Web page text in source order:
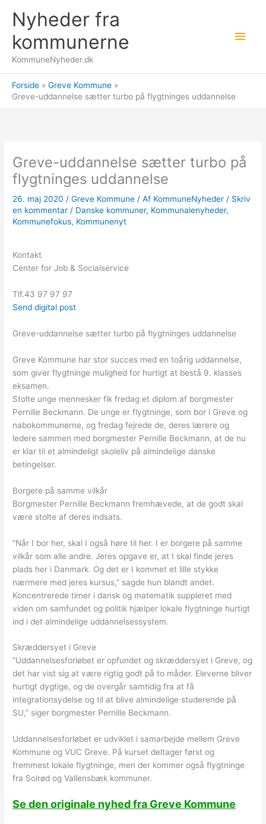
indholdet
Nyheder fra
kommunerne
KommuneNyheder.dk
Forside
Greve Kommune
Greve-uddannelse sætter turbo på flygtninges uddannelse
Greve-uddannelse sætter turbo på
flygtninges uddannelse
26. maj 2020 /Greve Kommune / Af KommuneNyheder / Skriv
en kommentar / Danske kommuner, Kommunalenyheder,
Kommunefokus, Kommunenyt
Kontakt
Center for Job & Socialservice
Tlf.43 97 97 97
Send digital post
Greve-uddannelse sætter turbo på flygtninges uddannelse
Greve Kommune har stor succes med en toårig uddannelse,
som giver flygtninge mulighed for hurtigt at bestå 9. klasses
eksamen.
Stolte unge mennesker fik fredag et diplom af borgmester
Pernille Beckmann. De unge er flygtninge, som bor i Greve og
nabokommunerne, og fredag fejrede de, deres lærere og
ledere sammen med borgmester Pernille Beckmann, at de nu
er klar til et almindeligt skoleliv på almindelige danske
betingelser.
Borgere på samme vilkår
Borgmester Pernille Beckmann fremhævede, at de godt skal
være stolte af deres indsats.
”Når I bor her, skal I også høre til her. I er borgere på samme
vilkår som alle andre. Jeres opgave er, at I skal finde jeres
plads her i Danmark. Og det er I kommet et lille stykke
nærmere med jeres kursus,” sagde hun blandt andet.
Koncentrerede timer i dansk og matematik suppleret med
viden om samfundet og politik hjælper lokale flygtninge hurtigt
ind i det almindelige uddannelsessystem.
Skræddersyet i Greve
”Uddannelsesforløbet er opfundet og skræddersyet i Greve, og
det har vist sig at være rigtig godt på to måder. Eleverne bliver
hurtigt dygtige, og de overgår samtidig fra at få
integrationsydelse og til at blive almindelige studerende på
SU,” siger borgmester Pernille Beckmann.
Uddannelsesforløbet er udviklet i samarbejde mellem Greve
Kommune og VUC Greve. På kurset deltager først og
fremmest lokale flygtninge, men der kommer også flygtninge
fra Solrød og Vallensbæk kommuner.
Se den originale nyhed fra Greve Kommune